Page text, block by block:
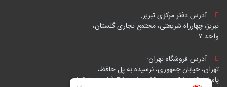
آدرس دفتر مرکزی تبریز:
تبریز، چهارراه شریعتی، مجتمع تجاری گلستان،
واحد ۷
آدرس فروشگاه تهران:
تهران، خیابان جمهوری، نرسیده به پل حافظ،
پاساژ توکل، طبقه زیرهمکف، واحد B6 (تاپ ترونیک)